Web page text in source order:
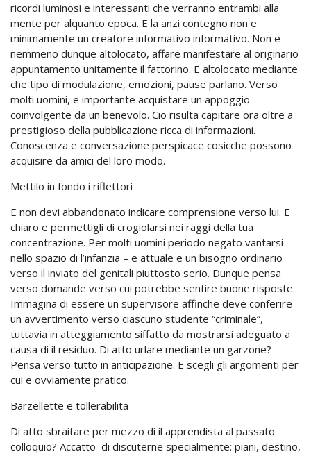
ricordi luminosi e interessanti che verranno entrambi alla
mente per alquanto epoca. E la anzi contegno non e
minimamente un creatore informativo informativo. Non e
nemmeno dunque altolocato, affare manifestare al originario
appuntamento unitamente il fattorino. E altolocato mediante
che tipo di modulazione, emozioni, pause parlano. Verso
molti uomini, e importante acquistare un appoggio
coinvolgente da un benevolo. Cio risulta capitare ora oltre a
prestigioso della pubblicazione ricca di informazioni.
Conoscenza e conversazione perspicace cosicche possono
acquisire da amici del loro modo.
Mettilo in fondo i riflettori
E non devi abbandonato indicare comprensione verso lui. E
chiaro e permettigli di crogiolarsi nei raggi della tua
concentrazione. Per molti uomini periodo negato vantarsi
nello spazio di l’infanzia – e attuale e un bisogno ordinario
verso il inviato del genitali piuttosto serio. Dunque pensa
verso domande verso cui potrebbe sentire buone risposte.
Immagina di essere un supervisore affinche deve conferire
un avvertimento verso ciascuno studente “criminale”,
tuttavia in atteggiamento siffatto da mostrarsi adeguato a
causa di il residuo. Di atto urlare mediante un garzone?
Pensa verso tutto in anticipazione. E scegli gli argomenti per
cui e ovviamente pratico.
Barzellette e tollerabilita
Di atto sbraitare per mezzo di il apprendista al passato
colloquio? Accatto di discuterne specialmente: piani, destino,